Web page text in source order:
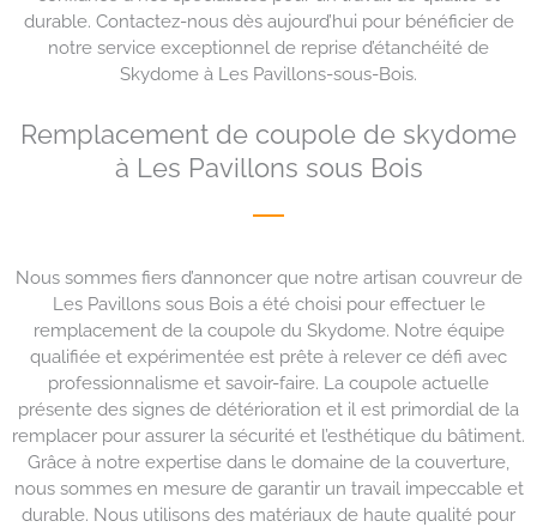
durable. Contactez-nous dès aujourd’hui pour bénéficier de
notre service exceptionnel de reprise d’étanchéité de
Skydome à Les Pavillons-sous-Bois.
Remplacement de coupole de skydome
à Les Pavillons sous Bois
Nous sommes fiers d’annoncer que notre artisan couvreur de
Les Pavillons sous Bois a été choisi pour effectuer le
remplacement de la coupole du Skydome. Notre équipe
qualifiée et expérimentée est prête à relever ce défi avec
professionnalisme et savoir-faire. La coupole actuelle
présente des signes de détérioration et il est primordial de la
remplacer pour assurer la sécurité et l’esthétique du bâtiment.
Grâce à notre expertise dans le domaine de la couverture,
nous sommes en mesure de garantir un travail impeccable et
durable. Nous utilisons des matériaux de haute qualité pour